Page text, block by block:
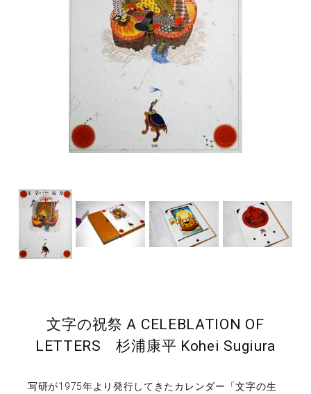
文字の祝祭 A CELEBLATION OF
LETTERS 杉浦康平 Kohei Sugiura
写研が1975年より発行してきたカレンダー「文字の生